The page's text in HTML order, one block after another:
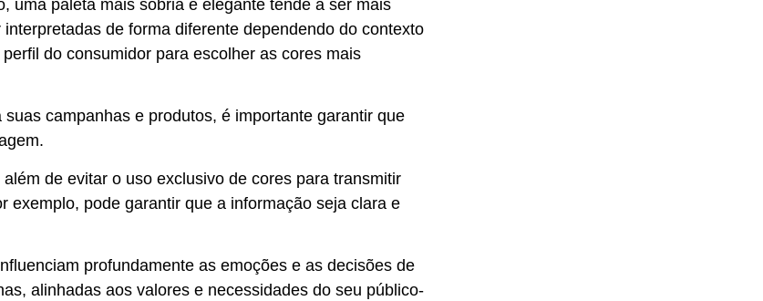
uma paleta mais sóbria e elegante tende a ser mais
de forma diferente dependendo do contexto
do consumidor para escolher as cores mais
campanhas e produtos, é importante garantir que
além de evitar o uso exclusivo de cores para transmitir
exemplo, pode garantir que a informação seja clara e
profundamente as emoções e as decisões de
alinhadas aos valores e necessidades do seu público-